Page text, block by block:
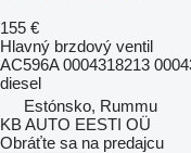
155 €
Hlavný brzdový ventil
AC596A 0004318213
diesel
Estónsko, Rummu
KB AUTO EESTI OÜ
Obráťte sa na predajcu